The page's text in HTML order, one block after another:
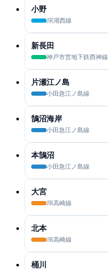
小野
JR湖西線
新長田
神戸市営地下鉄西神線
片瀬江ノ島
小田急江ノ島線
鵠沼海岸
小田急江ノ島線
本鵠沼
小田急江ノ島線
大宮
JR高崎線
北本
JR高崎線
桶川